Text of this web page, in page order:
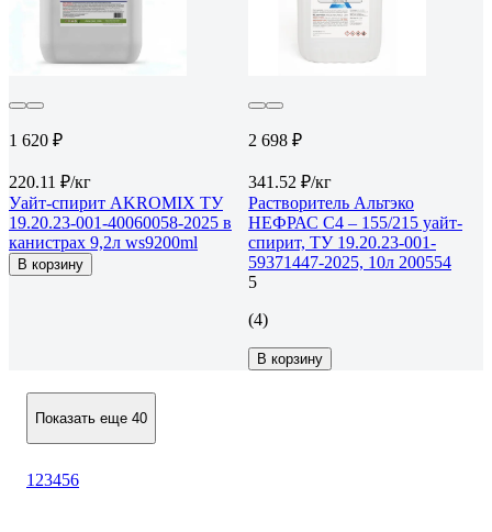
1 620 ₽
220.11 ₽/кг
Уайт-спирит AKROMIX ТУ
19.20.23-001-40060058-2025 в
канистрах 9,2л ws9200ml
В корзину
2 698 ₽
341.52 ₽/кг
Растворитель Альтэко
НЕФРАС С4 – 155/215 уайт-
спирит, ТУ 19.20.23-001-
59371447-2025, 10л 200554
5
(4)
В корзину
Показать еще 40
1 23456